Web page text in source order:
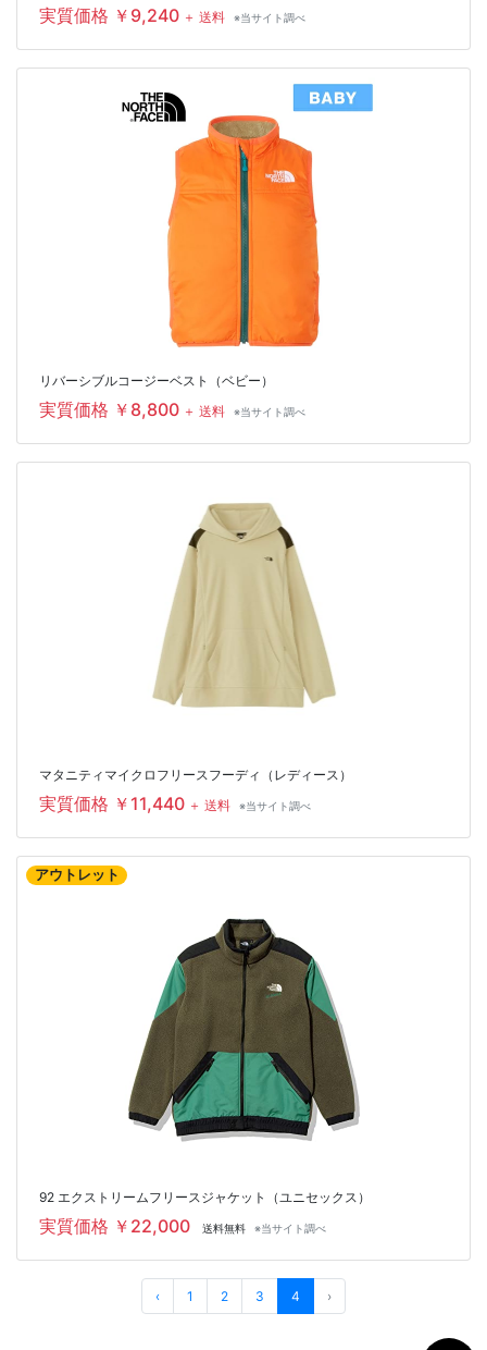
実質価格 ￥9,240 ＋ 送料 ※当サイト調べ
リバーシブルコージーベスト（ベビー）
実質価格 ￥8,800 ＋ 送料 ※当サイト調べ
マタニティマイクロフリースフーディ（レディース）
実質価格 ￥11,440 ＋ 送料 ※当サイト調べ
アウトレット
92 エクストリームフリースジャケット（ユニセックス）
実質価格 ￥22,000 送料無料 ※当サイト調べ
‹ 1 2 3 4 ›